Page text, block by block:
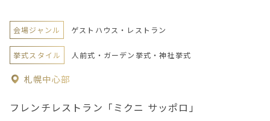
会場ジャンル ゲストハウス・レストラン
札幌中心部
挙式スタイル 人前式・ガーデン挙式・神社挙式
フレンチレストラン「ミクニ サッポロ」